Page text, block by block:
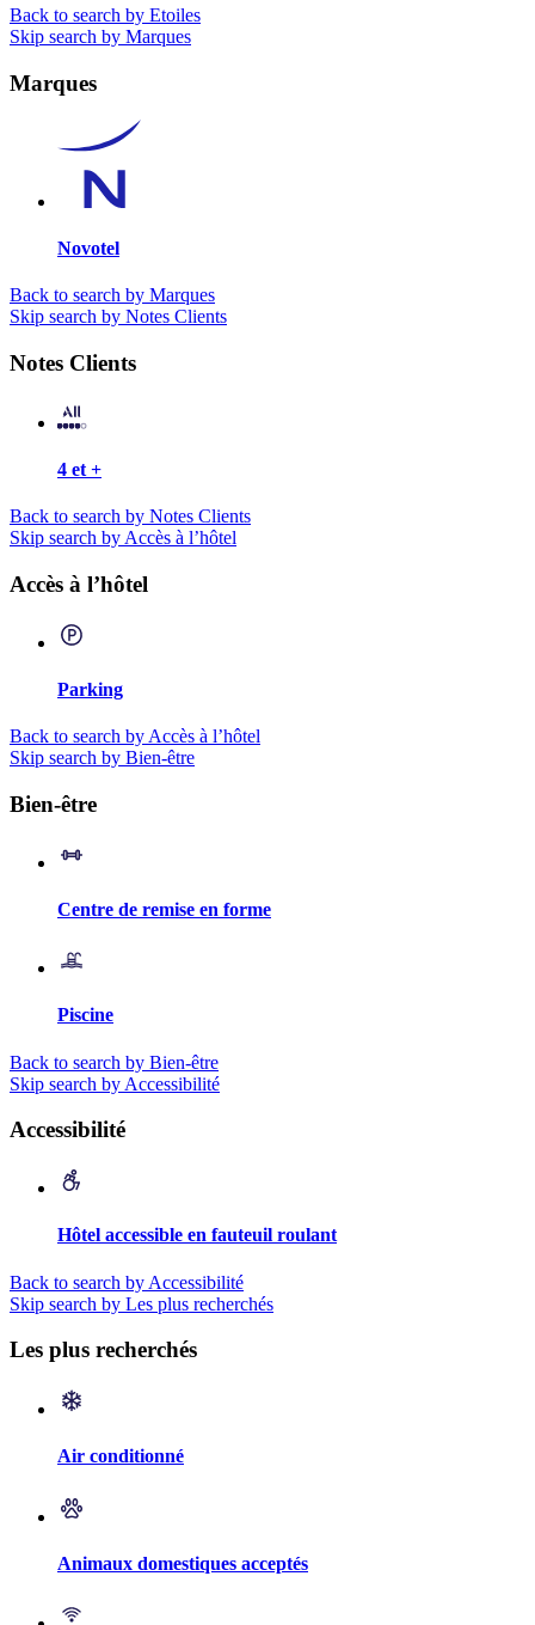
Back to search by Etoiles
Skip search by Marques
Marques
Novotel
Back to search by Marques
Skip search by Notes Clients
Notes Clients
4 et +
Back to search by Notes Clients
Skip search by Accès à l’hôtel
Accès à l’hôtel
Parking
Back to search by Accès à l’hôtel
Skip search by Bien-être
Bien-être
Centre de remise en forme
Piscine
Back to search by Bien-être
Skip search by Accessibilité
Accessibilité
Hôtel accessible en fauteuil roulant
Back to search by Accessibilité
Skip search by Les plus recherchés
Les plus recherchés
Air conditionné
Animaux domestiques acceptés